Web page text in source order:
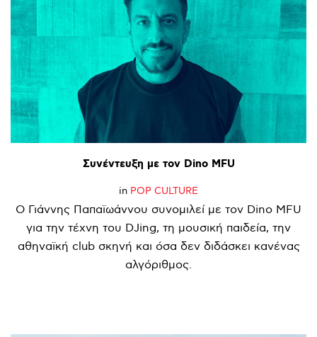
Συνέντευξη με τον Dino MFU
in POP CULTURE
Ο Γιάννης Παπαϊωάννου συνομιλεί με τον Dino MFU
για την τέχνη του DJing, τη μουσική παιδεία, την
αθηναϊκή club σκηνή και όσα δεν διδάσκει κανένας
αλγόριθμος.